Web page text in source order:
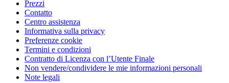
Prezzi
Contatto
Centro assistenza
Informativa sulla privacy
Preferenze cookie
Termini e condizioni
Contratto di Licenza con l’Utente Finale
Non vendere/condividere le mie informazioni personali
Note legali